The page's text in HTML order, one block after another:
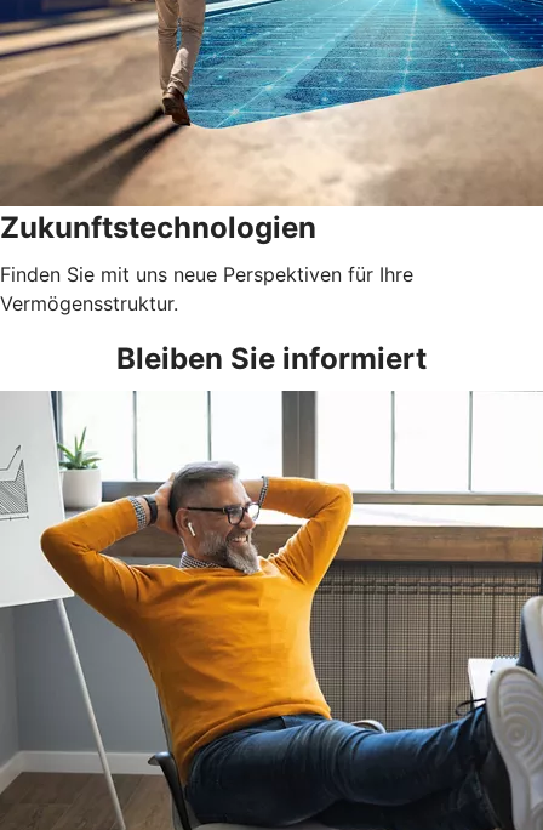
Zukunftstechnologien
Finden Sie mit uns neue Perspektiven für Ihre
Vermögensstruktur.
Bleiben Sie informiert